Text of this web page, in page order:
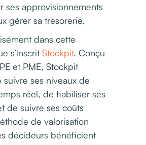
ses approvisionnements
gérer sa trésorerie.
dans cette
s’inscrit Stockpit. Conçu
et PME, Stockpit
suivre ses niveaux de
réel, de fiabiliser ses
de suivre ses coûts
de valorisation
décideurs bénéficient